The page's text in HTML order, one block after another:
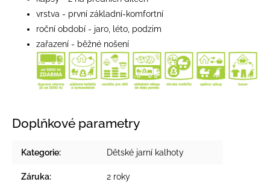
vrstva - první základní-komfortní
roční období - jaro, léto, podzim
zařazení - běžné nošení
Doplňkové parametry
Kategorie: Dětské jarní kalhoty
Záruka: 2 roky